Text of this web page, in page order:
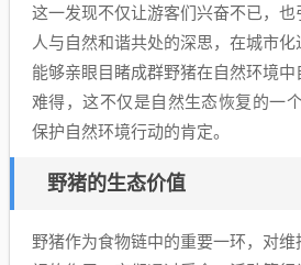
这一发现不仅让游客们兴奋不已，
人与自然和谐共处的深思，在城市化
能够亲眼目睹成群野猪在自然环境
难得，这不仅是自然生态恢复的一
保护自然环境行动的肯定。
野猪的生态价值
野猪作为食物链中的重要一环，对